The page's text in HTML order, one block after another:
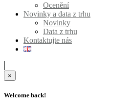
Ocenění
Novinky a data z trhu
Novinky
Data z trhu
Kontaktujte nás
×
Welcome back!